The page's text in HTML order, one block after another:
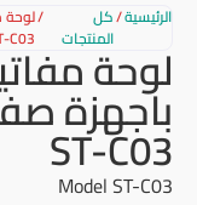
الرئيسية/كل
المنتجات
/لوحة
C03 لوحة
باجهزة
ST-C03
Model ST-C03